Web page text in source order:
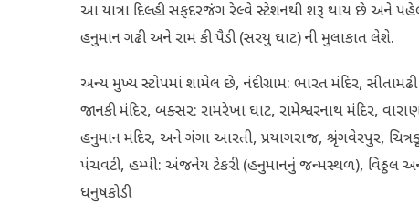
આ યાત્રા દિલ્હી સફદરજંગ રેલ્વે સ્ટેશનથી શરૂ થાય છે અને
હનુમાન ગઢી અને રામ કી પૈડી (સરયુ ઘાટ) ની મુલાકાત લેશે.
અન્ય મુખ્ય સ્ટોપમાં શામેલ છે, નંદીગ્રામ: ભારત મંદિર,
જાનકી મંદિર, બક્સર: રામરેખા ઘાટ, રામેશ્વરનાથ મંદિર,
હનુમાન મંદિર, અને ગંગા આરતી, પ્રયાગરાજ, શ્રૃંગવેરપુર,
પંચવટી, હમ્પી: અંજનેય ટેકરી (હનુમાનનું જન્મસ્થળ), વિઠ્ઠલ
ધનુષકોડી